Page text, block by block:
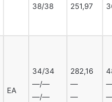
38/38
251,97
EA
34/34
—/—
—/—
282,16
—
—